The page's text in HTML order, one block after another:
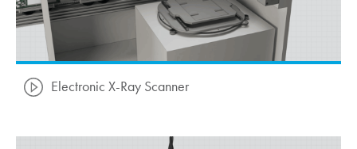
Electronic X-Ray Scanner